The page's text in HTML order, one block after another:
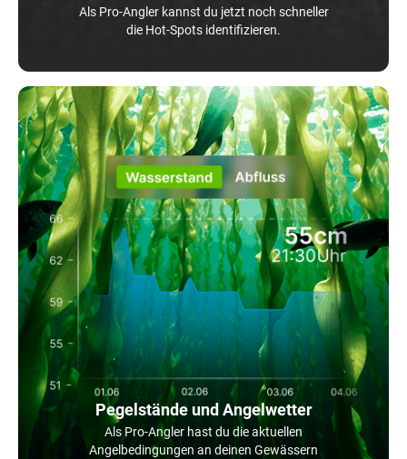
Als Pro-Angler kannst du jetzt noch schneller
die Hot-Spots identifizieren.
Pegelstände und Angelwetter
Als Pro-Angler hast du die aktuellen
Angelbedingungen an deinen Gewässern